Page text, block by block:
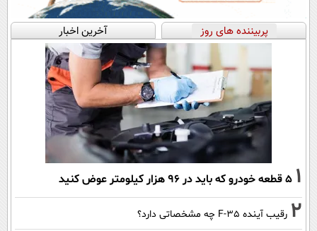
پربیننده های روز آخرین اخبار
1 ۵ قطعه خودرو که باید در ۹۶ هزار کیلومتر عوض کنید
2 رقیب آینده F-35 چه مشخصاتی دارد؟